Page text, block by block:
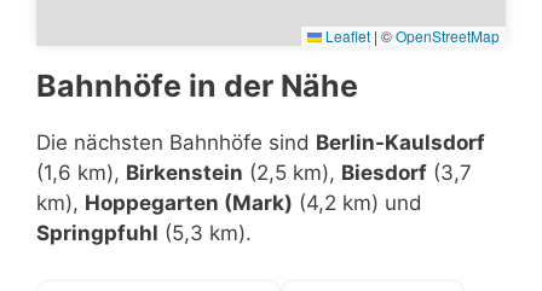
Leaflet | ©OpenStreetMap
Bahnhöfe in der Nähe
Die nächsten Bahnhöfe sind Berlin-Kaulsdorf
(1,6 km), Birkenstein (2,5 km), Biesdorf (3,7
km), Hoppegarten (Mark) (4,2 km) und
Springpfuhl (5,3 km).